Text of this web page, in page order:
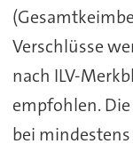
Verschlüsse
nach ILV-
empfohlen.
bei